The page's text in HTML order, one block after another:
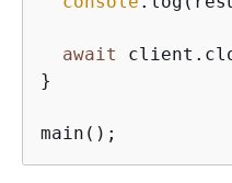
await
}
main();